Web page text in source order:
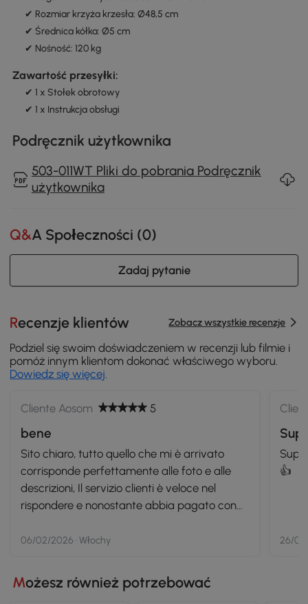
✔ Rozmiar krzyża krzesła: Ø48,5 cm
✔ Średnica kółka: Ø5 cm
✔ Nośność: 120 kg
Zawartość przesyłki:
✔ 1 x Stołek obrotowy
✔ 1 x Instrukcja obsługi
Podręcznik użytkownika
503-011WT Pliki do pobrania Podręcznik
użytkownika
Q&A Społeczności (0)
Zadaj pytanie
Recenzje klientów Zobacz wszystkie recenzje
Podziel się swoim doświadczeniem w recenzji lub filmie i
pomóż innym klientom dokonać właściwego wyboru.
Dowiedz się więcej
Cliente Aosom 5
bene
Sito chiaro, tutto quello che mi è arrivato
corrisponde perfettamente alle foto e alle
descrizioni, Il servizio clienti è veloce nel
rispondere e nonostante abbia pagato con
bene imballato. Sicuramente prenderò altre
06/02/2026 · Włochy
👍
26/01/
Możesz również potrzebować